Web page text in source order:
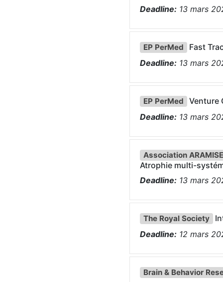
Deadline: 13 mars
EP PerMed
Fast
Deadline: 13 mars
EP PerMed
Venture
Deadline: 13 mars
Association
Atrophie multi-
Deadline: 13 mars
The Royal Society
Deadline: 12 mars
Brain & Behavior